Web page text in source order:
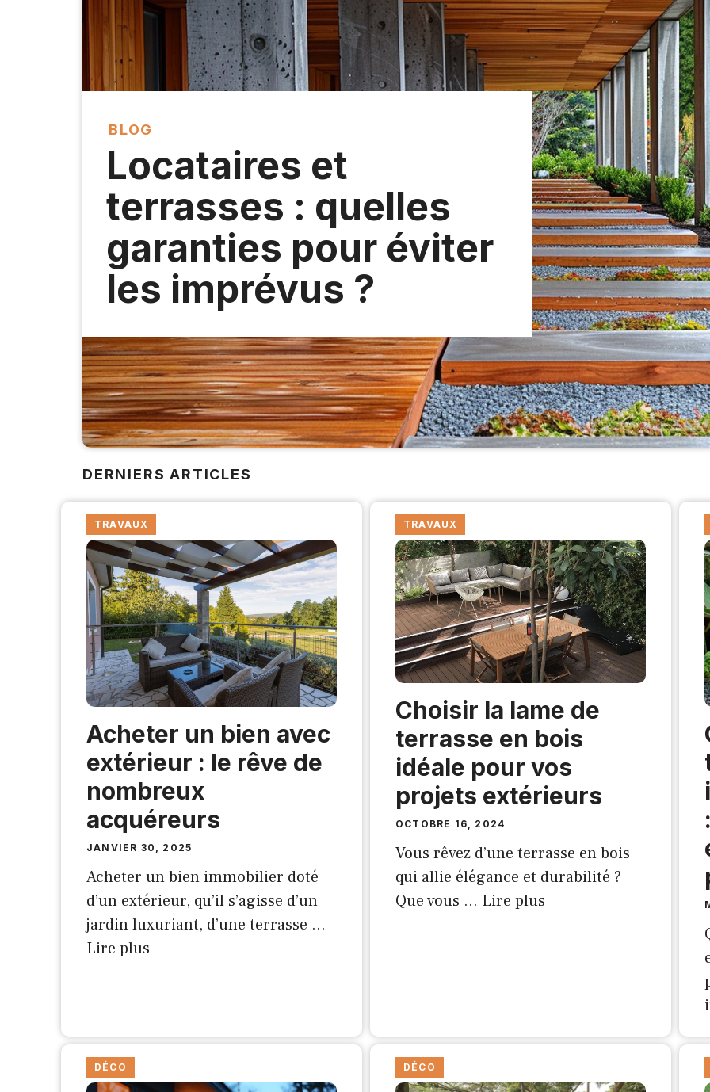
BLOG
Locataires et
terrasses : quelles
garanties pour éviter
les imprévus ?
DERNIERS ARTICLES
TRAVAUX
Acheter un bien avec
extérieur : le rêve de
nombreux
acquéreurs
JANVIER 30, 2025
Acheter un bien immobilier doté
d’un extérieur, qu’il s’agisse d’un
jardin luxuriant, d’une terrasse …
Lire plus
TRAVAUX
Choisir la lame de
terrasse en bois
idéale pour vos
projets extérieurs
OCTOBRE 16, 2024
Vous rêvez d’une terrasse en bois
qui allie élégance et durabilité ?
Que vous … Lire plus
DÉCO DÉCO